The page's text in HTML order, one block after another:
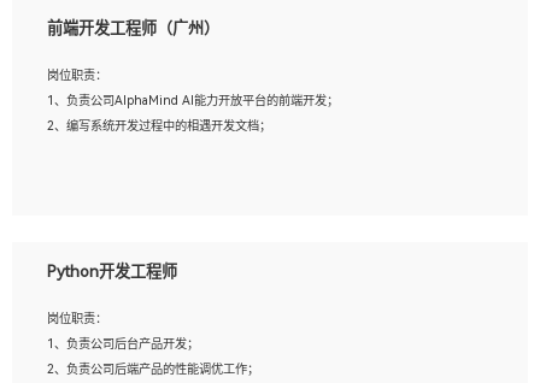
8、有良好的文档编写能力和沟通能力，有RHCE证书优先
岗位要求：
2、熟悉产品及需求规划工具，如:Axure、Xmind、MS Project等；
3、具备良好的交流协调能力，有较强的责任感、工作积极主动；
4、有较强的系统需求分析、文档编写能力、沟通能力；
前端开发工程师（广州）
岗位职责：
1、负责公司AlphaMind AI能力开放平台的前端开发；
2、编写系统开发过程中的相遇开发文档；
3、熟悉react/vue/angular任何一种前端框架，熟悉react优先；
5、善于沟通，具有团队意识；
Python开发工程师
岗位职责：
1、负责公司后台产品开发；
2、负责公司后端产品的性能调优工作；